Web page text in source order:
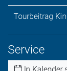
Tourbeitrag
Service